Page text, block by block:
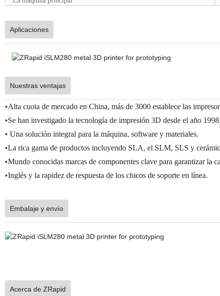
Aplicaciones
Nuestras ventajas
•Alta cuota de mercado en China, más de 3000 establece las
•Se han investigado la tecnología de impresión 3D desde el año
• Una solución integral para la máquina, software y materiales.
•La rica gama de productos incluyendo SLA, el SLM, SLS y
•Mundo conocidas marcas de componentes clave para garantizar la
•Inglés y la rapidez de respuesta de los chicos de soporte en línea.
Embalaje y envío
Acerca de ZRapid